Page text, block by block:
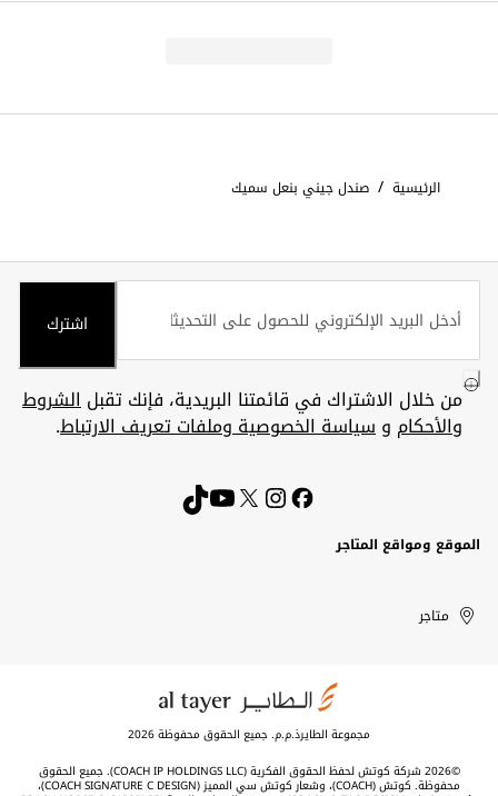
الرئيسية / صندل جيني بنعل سميك
اشترك
من خلال الاشتراك في قائمتنا البريدية، فإنك تقبلالشروط
والأحكام وسياسة الخصوصية وملفات تعريف الارتباط.
الموقع ومواقع المتاجر
United
Arab
Kuwait
الإمارات
العربية
الكويت
متاجر
مجموعة الطايرذ.م.م. جميع الحقوق محفوظة 2026
©2026 شركة كوتش لحفظ الحقوق الفكرية (COACH IP HOLDINGS LLC). جميع الحقوق
محفوظة. كوتش (COACH)، وشعار كوتش سي المميز (COACH SIGNATURE C DESIGN)،